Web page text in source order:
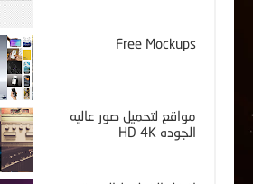
Free Mockups
مواقع لتحميل صور عاليه
الجوده HD 4K